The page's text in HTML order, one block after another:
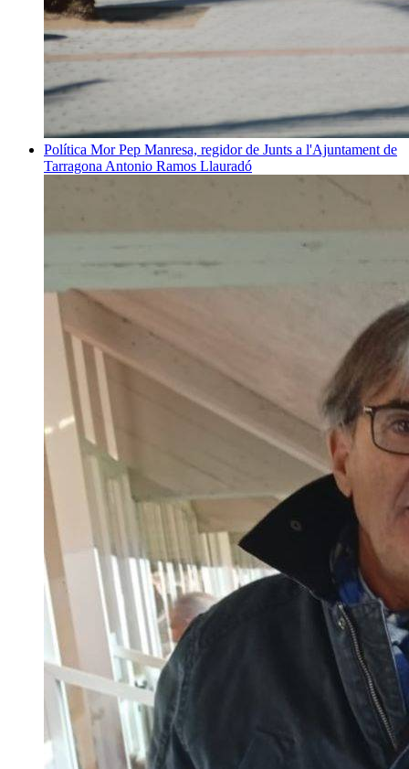
Política Mor Pep Manresa, regidor de Junts a l'Ajuntament de
Tarragona Antonio Ramos Llauradó